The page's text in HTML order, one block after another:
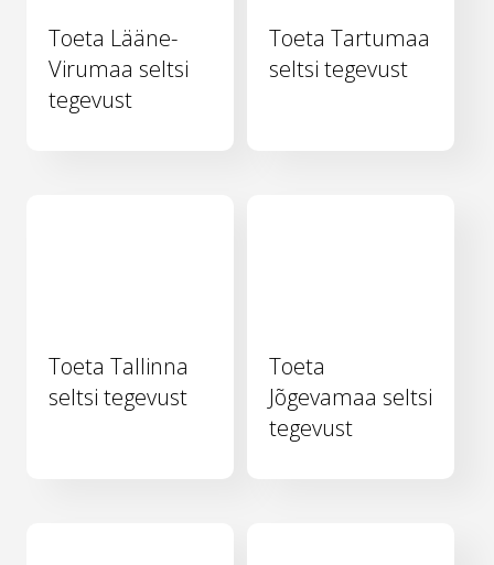
Toeta Lääne-
Virumaa seltsi
tegevust
Toeta Tartumaa
seltsi tegevust
Toeta Tallinna
seltsi tegevust
Toeta
Jõgevamaa seltsi
tegevust